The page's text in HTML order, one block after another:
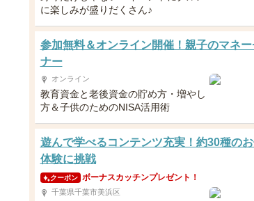
に楽しみが盛りだくさん♪
参加無料＆オンライン開催！親子のマネー
ナー
オンライン
教育資金と老後資金の貯め方・増やし
方＆子供のためのNISA活用術
遊んで学べるコンテンツ充実！約30種の
体験に挑戦
クーポン ボーナスカッチンプレゼント！
千葉県千葉市美浜区